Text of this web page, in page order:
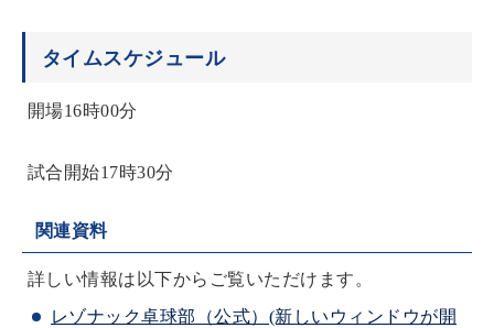
タイムスケジュール
開場16時00分
試合開始17時30分
関連資料
詳しい情報は以下からご覧いただけます。
レゾナック卓球部（公式）(新しいウィンドウが開